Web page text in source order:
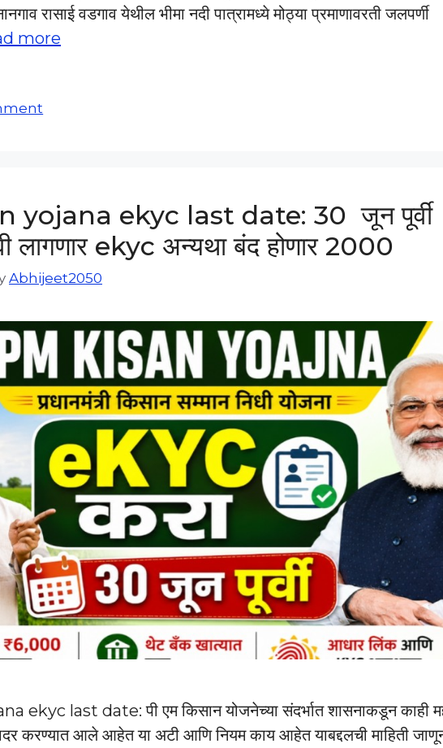
रासाई वडगाव येथील भीमा नदी पात्रामध्ये मोठ्या प्रमाणावरती जलपर्णी
more
yojana ekyc last date: 30 जून पूर्वी
लागणार ekyc अन्यथा बंद होणार 2000
Abhijeet2050
ekyc last date: पी एम किसान योजनेच्या संदर्भात शासनाकडून काही
करण्यात आले आहेत या अटी आणि नियम काय आहेत याबद्दलची माहिती